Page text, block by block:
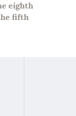
eighth
fifth